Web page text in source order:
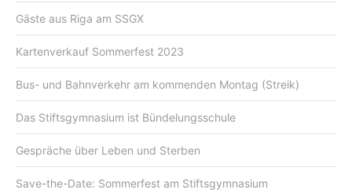
Gäste aus Riga am SSGX
Kartenverkauf Sommerfest 2023
Bus- und Bahnverkehr am kommenden Montag (Streik)
Das Stiftsgymnasium ist Bündelungsschule
Gespräche über Leben und Sterben
Save-the-Date: Sommerfest am Stiftsgymnasium